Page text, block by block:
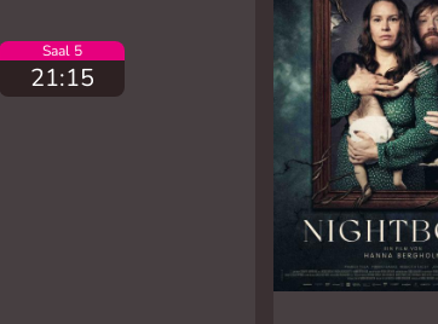
Saal 5
21:15